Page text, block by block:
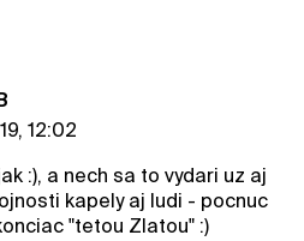
12:02
:), a nech sa to vydari uz aj
kapely aj ludi - pocnuc
"tetou Zlatou" :)